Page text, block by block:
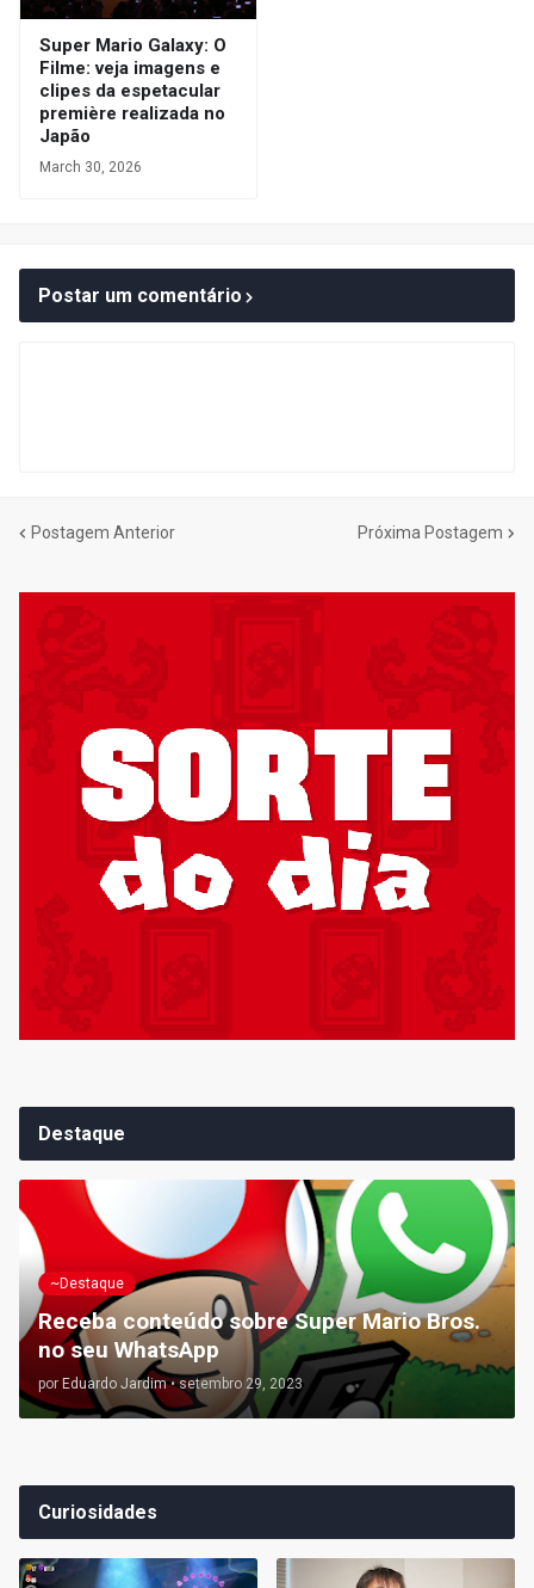
Super Mario Galaxy: O
Filme: veja imagens e
clipes da espetacular
première realizada no
Japão
March 30, 2026
Postar um comentário
Postagem Anterior Próxima Postagem
Destaque
~Destaque
Receba conteúdo sobre Super Mario Bros.
no seu WhatsApp
por Eduardo Jardim • setembro 29, 2023
Curiosidades